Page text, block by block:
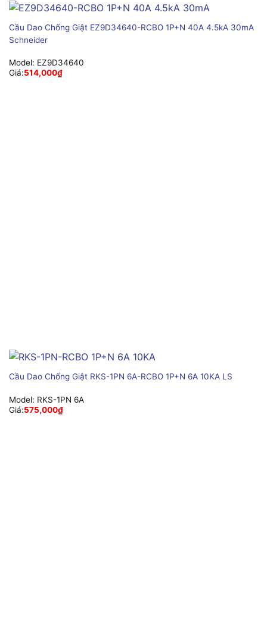
Cầu Dao Chống Giật EZ9D34640-RCBO 1P+N 40A 4.5kA 30mA
Schneider
Model: EZ9D34640
Giá:514,000₫
Cầu Dao Chống Giật RKS-1PN 6A-RCBO 1P+N 6A 10KA LS
Model: RKS-1PN 6A
Giá:575,000₫